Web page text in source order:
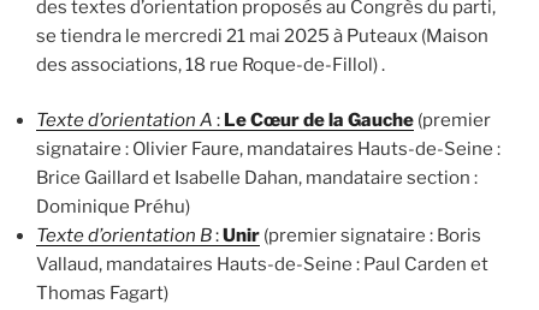
des textes d’orientation proposés au Congrès du parti,
se tiendra le mercredi 21 mai 2025 à Puteaux (Maison
des associations, 18 rue Roque-de-Fillol) .
Texte d’orientation A : Le Cœur de la Gauche (premier
signataire : Olivier Faure, mandataires Hauts-de-Seine :
Brice Gaillard et Isabelle Dahan, mandataire section :
Dominique Préhu)
Texte d’orientation B:Unir (premier signataire : Boris
Vallaud, mandataires Hauts-de-Seine : Paul Carden et
Thomas Fagart)